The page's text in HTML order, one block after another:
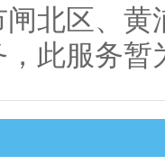
北区、
，此服务